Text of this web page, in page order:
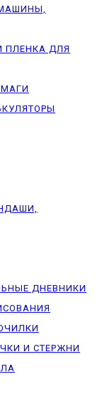
ПЛЕНКА ДЛЯ
ДНЕВНИКИ
И СТЕРЖНИ